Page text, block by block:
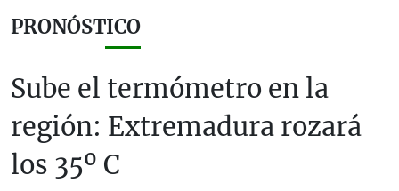
PRONÓSTICO
Sube el termómetro en la
región: Extremadura rozará
los 35º C